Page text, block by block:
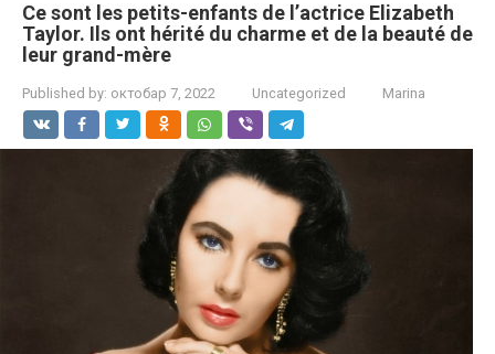
Ce sont les petits-enfants de l’actrice Elizabeth
Taylor. Ils ont hérité du charme et de la beauté de
leur grand-mère
Published by: октобар 7, 2022 Uncategorized Marina